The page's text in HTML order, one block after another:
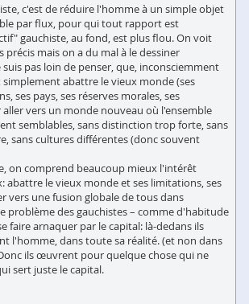
c'est de réduire l'homme à un simple objet
par flux, pour qui tout rapport est
gauchiste, au fond, est plus flou. On voit
précis mais on a du mal à le dessiner
suis pas loin de penser, que, inconsciemment
abattre le vieux monde (ses
ses pays, ses réserves morales, ses
vers un monde nouveau où l'ensemble
semblables, sans distinction trop forte, sans
sans cultures différentes (donc souvent
on comprend beaucoup mieux l'intérêt
abattre le vieux monde et ses limitations, ses
vers une fusion globale de tous dans
problème des gauchistes – comme d'habitude
faire arnaquer par le capital: là-dedans ils
l'homme, dans toute sa réalité. (et non dans
ils œuvrent pour quelque chose qui ne
sert juste le capital.